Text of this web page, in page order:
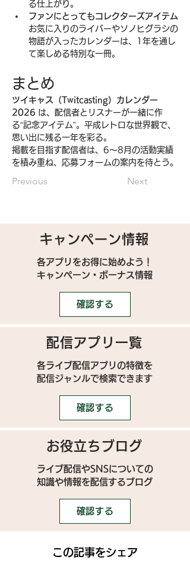
る仕上がり。
ファンにとってもコレクターズアイテム
お気に入りのライバーやソノヒグラシの
物語が入ったカレンダーは、1年を通し
て楽しめる特別な一冊。
まとめ
ツイキャス（Twitcasting）カレンダー
2026 は、配信者とリスナーが一緒に作
る“記念アイテム”。平成レトロな世界観で、
思い出に残る一年を彩る。
掲載を目指す配信者は、6〜8月の活動実績
を積み重ね、応募フォームの案内を待とう。
Previous Next
キャンペーン情報
各アプリをお得に始めよう！
キャンペーン・ボーナス情報
確認する
配信アプリ一覧
各ライブ配信アプリの特徴を
配信ジャンルで検索できます
確認する
お役立ちブログ
ライブ配信やSNSについての
​知識や情報を配信するブログ
確認する
この記事をシェア